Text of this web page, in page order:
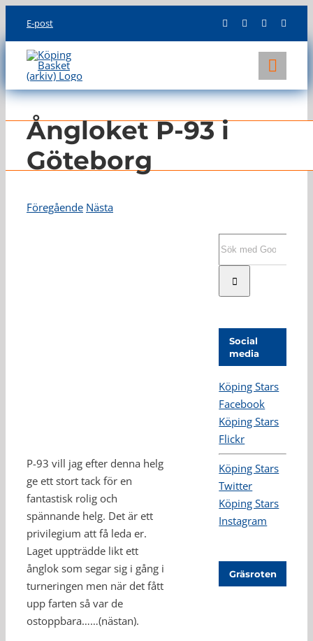
content
E-post
KLUBBEN
LAG
INFO
Ångloket P-93 i
Göteborg
Föregående Nästa
P-93 vill jag efter denna helg
ge ett stort tack för en
fantastisk rolig och
spännande helg. Det är ett
privilegium att få leda er.
Laget uppträdde likt ett
ånglok som segar sig i gång i
turneringen men när det fått
upp farten så var de
ostoppbara……(nästan).
Social
media
Köping Stars
Facebook
Köping Stars
Flickr
Köping Stars
Twitter
Köping Stars
Instagram
Gräsroten